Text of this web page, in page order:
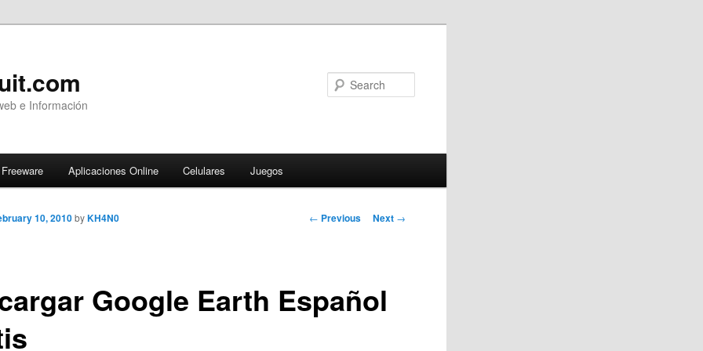
e Información
Freeware Aplicaciones Online Celulares Juegos
Post
← Previous Next →
Google Earth Español
10, 2010 byKH4N0